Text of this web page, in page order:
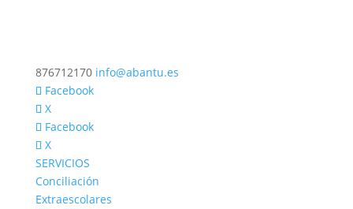
876712170 info@abantu.es
Facebook
X
Facebook
X
SERVICIOS
Conciliación
Extraescolares